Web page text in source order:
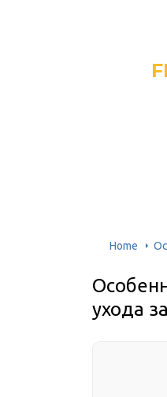
Home
ухода